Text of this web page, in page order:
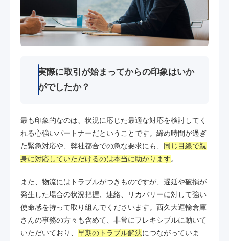
実際に取引が始まってからの印象はいか
がでしたか？
最も印象的なのは、状況に応じた最適な対応を検討してく
れる心強いパートナーだということです。締め時間が過ぎ
た緊急対応や、弊社都合での急な要求にも、 同じ目線で親
身に対応していただけるのは本当に助かります。
また、物流にはトラブルがつきものですが、遅延や破損が
発生した場合の状況把握、連絡、リカバリーに対して強い
使命感を持って取り組んでくださいます。西久大運輸倉庫
さんの事務の方々も含めて、非常にフレキシブルに動いて
いただいており、 早期のトラブル解決につながっていま